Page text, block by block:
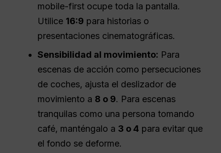
mobile-first ocupe toda la pantalla.
Utilice 16:9 para historias o
presentaciones cinematográficas.
Sensibilidad al movimiento: Para
escenas de acción como persecuciones
de coches, ajusta el deslizador de
movimiento a 8 o 9. Para escenas
tranquilas como una persona tomando
café, manténgalo a 3 o 4 para evitar que
el fondo se deforme.